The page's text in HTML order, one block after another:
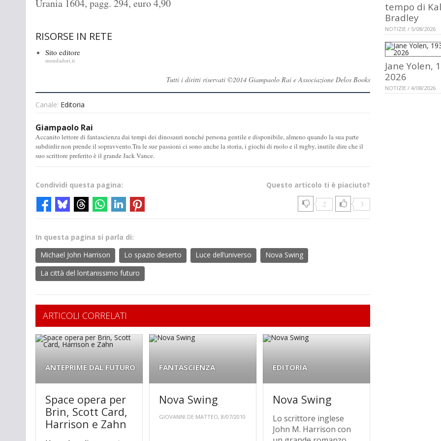
Urania 1604, pagg. 294, euro 4,90
RISORSE IN RETE
Sito editore
mondadori.it
Tutti i diritti riservati ©2014 Giampaolo Rai e Associazione Delos Books
Canale: Editoria
Giampaolo Rai
Accanito lettore di fantascienza dai tempi dei dinosauri nonché persona gentile e disponibile, almeno quando la sua parte
subdirdir non prende il sopravvento.Tra le sue passioni ci sono anche la storia, i giochi di ruolo e il rugby, inutile dire che il
suo scrittore preferito è il grande Jack Vance.
Questo articolo ti è piaciuto?
2 3
Condividi questa pagina:
In questa pagina si parla di:
Michael John Harrison
Lo spazio deserto Luce dell’universo
Nova Swing
La città del lontanissimo futuro
ARTICOLI CORRELATI
ANTEPRIME DAL FUTURO
Space opera per
Brin, Scott Card,
Harrison e Zahn
FANTASCIENZA
Nova Swing
GIOVANNI DE MATTEO, 8/07/2010
EDITORIA
Nova Swing
Lo scrittore inglese
John M. Harrison con
tempo di
Bradley
NOTIZIE / 5/08/2026
Jane Yolen,
2026
NOTIZIE / 4/08/2026